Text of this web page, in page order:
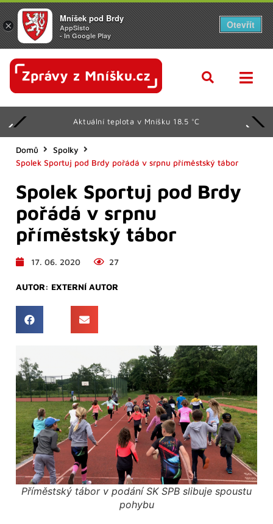
Aktuální teplota v Mníšku 18.5 °C
Domů
Spolky
Spolek Sportuj pod Brdy pořádá v srpnu příměstský tábor
Spolek Sportuj pod Brdy
pořádá v srpnu
příměstský tábor
17. 06. 2020 27
AUTOR: EXTERNÍ AUTOR
Příměstský tábor v podání SK SPB slibuje spoustu
pohybu
×
Mníšek pod Brdy
AppSisto
- In Google Play
Otevřít